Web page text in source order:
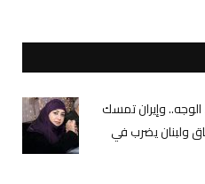
وإيران تمسك
ولبنان يضرب في